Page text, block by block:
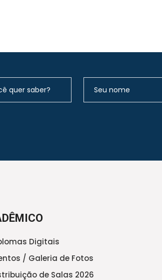
Digitais
/ Galeria de Fotos
de Salas 2026